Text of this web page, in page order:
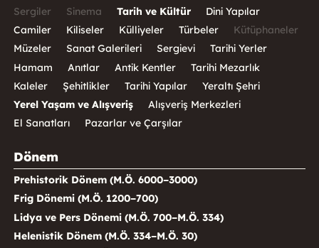
Sergiler
Sinema Tarih ve Kültür
Dini Yapılar
Camiler
Kiliseler Külliyeler Türbeler
Kütüphaneler
Müzeler
Sanat Galerileri Sergievi
Tarihi Yerler
Hamam
Anıtlar Antik Kentler
Tarihi Mezarlık
Kaleler
Şehitlikler Tarihi Yapılar
Yeraltı Şehri
Yerel Yaşam ve Alışveriş
Alışveriş Merkezleri
El Sanatları
Pazarlar ve Çarşılar
Dönem
Prehistorik Dönem (M.Ö. 6000–3000)
Frig Dönemi (M.Ö. 1200–700)
Lidya ve Pers Dönemi (M.Ö. 700–M.Ö. 334)
Helenistik Dönem (M.Ö. 334–M.Ö. 30)